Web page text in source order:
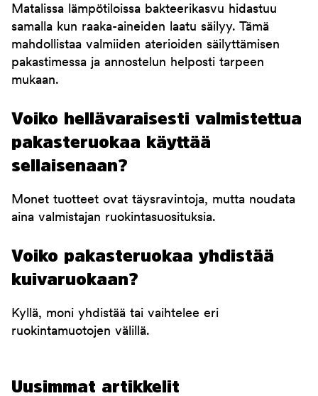
Matalissa lämpötiloissa bakteerikasvu hidastuu
samalla kun raaka-aineiden laatu säilyy. Tämä
mahdollistaa valmiiden aterioiden säilyttämisen
pakastimessa ja annostelun helposti tarpeen
mukaan.
Voiko hellävaraisesti valmistettua
pakasteruokaa käyttää
sellaisenaan?
Monet tuotteet ovat täysravintoja, mutta noudata
aina valmistajan ruokintasuosituksia.
Voiko pakasteruokaa yhdistää
kuivaruokaan?
Kyllä, moni yhdistää tai vaihtelee eri
ruokintamuotojen välillä.
Uusimmat artikkelit